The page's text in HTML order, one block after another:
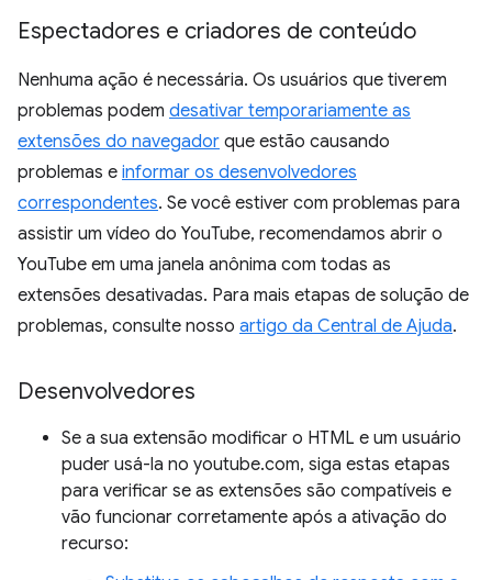
Espectadores e criadores de conteúdo
Nenhuma ação é necessária. Os usuários que tiverem
problemas podem desativar temporariamente as
extensões do navegador que estão causando
problemas e informar os desenvolvedores
correspondentes. Se você estiver com problemas para
assistir um vídeo do YouTube, recomendamos abrir o
YouTube em uma janela anônima com todas as
extensões desativadas. Para mais etapas de solução de
problemas, consulte nosso artigo da Central de Ajuda.
Desenvolvedores
Se a sua extensão modificar o HTML e um usuário
puder usá-la no youtube.com, siga estas etapas
para verificar se as extensões são compatíveis e
vão funcionar corretamente após a ativação do
recurso: